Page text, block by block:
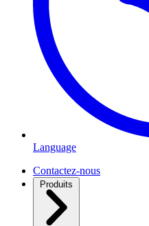
Language
Contactez-nous
Produits